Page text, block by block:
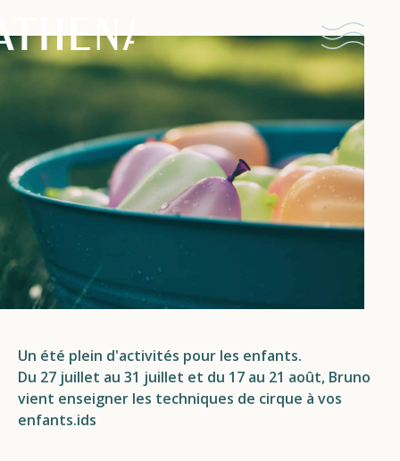
Naturisme
Communauté
Calendrier
Ossendrecht
Le Perron
Un été plein d'activités pour les enfants.
Du 27 juillet au 31 juillet et du 17 au 21 août, Bruno
vient enseigner les techniques de cirque à vos
enfants.ids